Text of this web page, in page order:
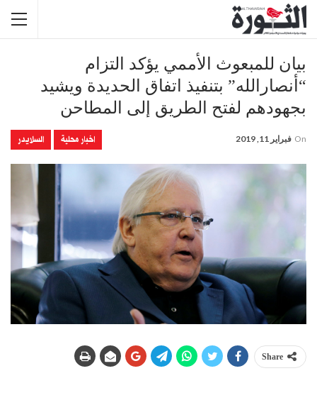
بيان للمبعوث الأممي يؤكد التزام
“أنصارالله” بتنفيذ اتفاق الحديدة ويشيد
بجهودهم لفتح الطريق إلى المطاحن
اخبار محلية السلايدر On فبراير 11, 2019
Share